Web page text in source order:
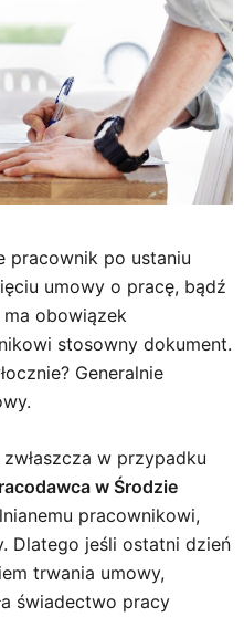
pracownik po ustaniu
umowy o pracę, bądź
obowiązek
stosowny dokument.
Generalnie
w przypadku
w Środzie
pracownikowi,
Dlatego jeśli ostatni dzień
trwania umowy,
świadectwo pracy